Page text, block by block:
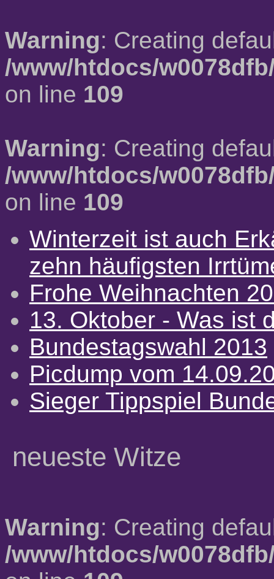
Warning: Creating
/www/htdocs/
on line 109
Warning: Creating
/www/htdocs/
on line 109
Winterzeit ist auch
zehn häufigsten
Frohe Weihnachten
13. Oktober - Was ist
Bundestagswahl 2013
Picdump vom
Sieger Tippspiel
neueste Witze
Warning: Creating
/www/htdocs/